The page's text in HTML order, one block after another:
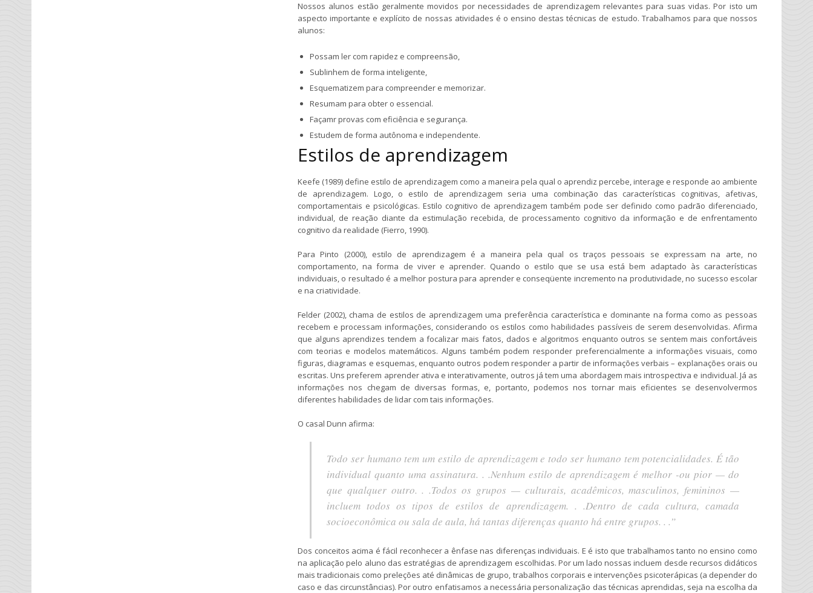
Nossos alunos estão geralmente movidos por necessidades de aprendizagem relevantes para suas vidas. Por isto um
aspecto importante e explícito de nossas atividades é o ensino destas técnicas de estudo. Trabalhamos para que nossos
alunos:
Possam ler com rapidez e compreensão,
Sublinhem de forma inteligente,
Esquematizem para compreender e memorizar.
Resumam para obter o essencial.
Façamr provas com eficiência e segurança.
Estudem de forma autônoma e independente.
Estilos de aprendizagem
Keefe (1989) define estilo de aprendizagem como a maneira pela qual o aprendiz percebe, interage e responde ao ambiente
de aprendizagem. Logo, o estilo de aprendizagem seria uma combinação das características cognitivas, afetivas,
comportamentais e psicológicas. Estilo cognitivo de aprendizagem também pode ser definido como padrão diferenciado,
individual, de reação diante da estimulação recebida, de processamento cognitivo da informação e de enfrentamento
cognitivo da realidade (Fierro, 1990).
Para Pinto (2000), estilo de aprendizagem é a maneira pela qual os traços pessoais se expressam na arte, no
comportamento, na forma de viver e aprender. Quando o estilo que se usa está bem adaptado às características
individuais, o resultado é a melhor postura para aprender e conseqüente incremento na produtividade, no sucesso escolar
e na criatividade.
Felder (2002), chama de estilos de aprendizagem uma preferência característica e dominante na forma como as pessoas
recebem e processam informações, considerando os estilos como habilidades passíveis de serem desenvolvidas. Afirma
que alguns aprendizes tendem a focalizar mais fatos, dados e algoritmos enquanto outros se sentem mais confortáveis
com teorias e modelos matemáticos. Alguns também podem responder preferencialmente a informações visuais, como
figuras, diagramas e esquemas, enquanto outros podem responder a partir de informações verbais – explanações orais ou
escritas. Uns preferem aprender ativa e interativamente, outros já tem uma abordagem mais introspectiva e individual. Já as
informações nos chegam de diversas formas, e, portanto, podemos nos tornar mais eficientes se desenvolvermos
diferentes habilidades de lidar com tais informações.
O casal Dunn afirma:
Todo ser humano tem um estilo de aprendizagem e todo ser humano tem potencialidades. É tão
individual quanto uma assinatura. . .Nenhum estilo de aprendizagem é melhor -ou pior — do
que qualquer outro. . .Todos os grupos — culturais, acadêmicos, masculinos, femininos —
incluem todos os tipos de estilos de aprendizagem. . .Dentro de cada cultura, camada
socioeconômica ou sala de aula, há tantas diferenças quanto há entre grupos. . .”
Dos conceitos acima é fácil reconhecer a ênfase nas diferenças individuais. E é isto que trabalhamos tanto no ensino como
na aplicação pelo aluno das estratégias de aprendizagem escolhidas. Por um lado nossas incluem desde recursos didáticos
mais tradicionais como preleções até dinâmicas de grupo, trabalhos corporais e intervenções psicoterápicas (a depender do
caso e das circunstâncias). Por outro enfatisamos a necessária personalização das técnicas aprendidas, seja na escolha da